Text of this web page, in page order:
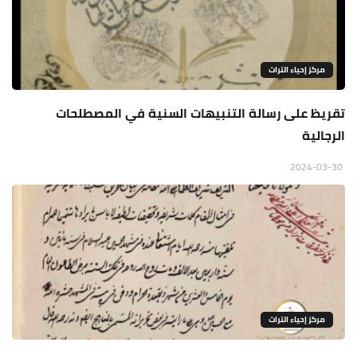
مركز إحياء التراث
تقريظ على رسالة التنبيهات السنية في المصطلحات
الرجالية
مركز إحياء التراث